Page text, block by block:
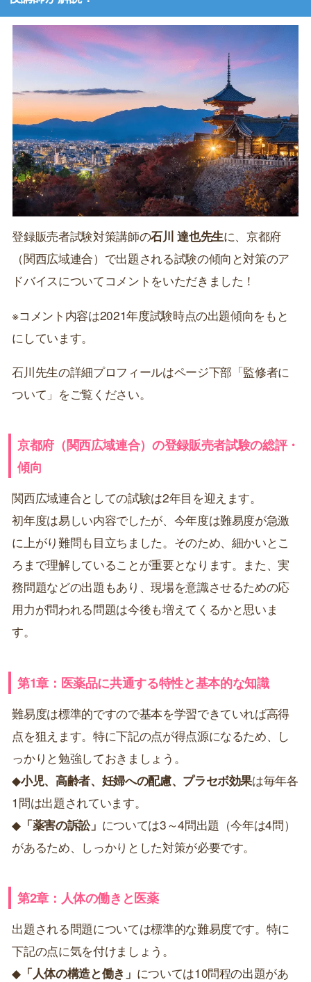
登録販売者試験対策講師の石川 達也先生に、京都府
（関西広域連合）で出題される試験の傾向と対策のア
ドバイスについてコメントをいただきました！
※コメント内容は2021年度試験時点の出題傾向をもと
にしています。
石川先生の詳細プロフィールはページ下部「監修者に
ついて」をご覧ください。
京都府（関西広域連合）の登録販売者試験の総評・
傾向
関西広域連合としての試験は2年目を迎えます。
初年度は易しい内容でしたが、今年度は難易度が急激
に上がり難問も目立ちました。そのため、細かいとこ
ろまで理解していることが重要となります。また、実
務問題などの出題もあり、現場を意識させるための応
用力が問われる問題は今後も増えてくるかと思いま
す。
第1章：医薬品に共通する特性と基本的な知識
難易度は標準的ですので基本を学習できていれば高得
点を狙えます。特に下記の点が得点源になるため、し
っかりと勉強しておきましょう。
◆小児、高齢者、妊婦への配慮、プラセボ効果は毎年各
1問は出題されています。
◆ 「薬害の訴訟」 については3～4問出題（今年は4問）
があるため、しっかりとした対策が必要です。
第2章：人体の働きと医薬
出題される問題については標準的な難易度です。特に
下記の点に気を付けましょう。
◆ 「人体の構造と働き」 については10問程の出題があ